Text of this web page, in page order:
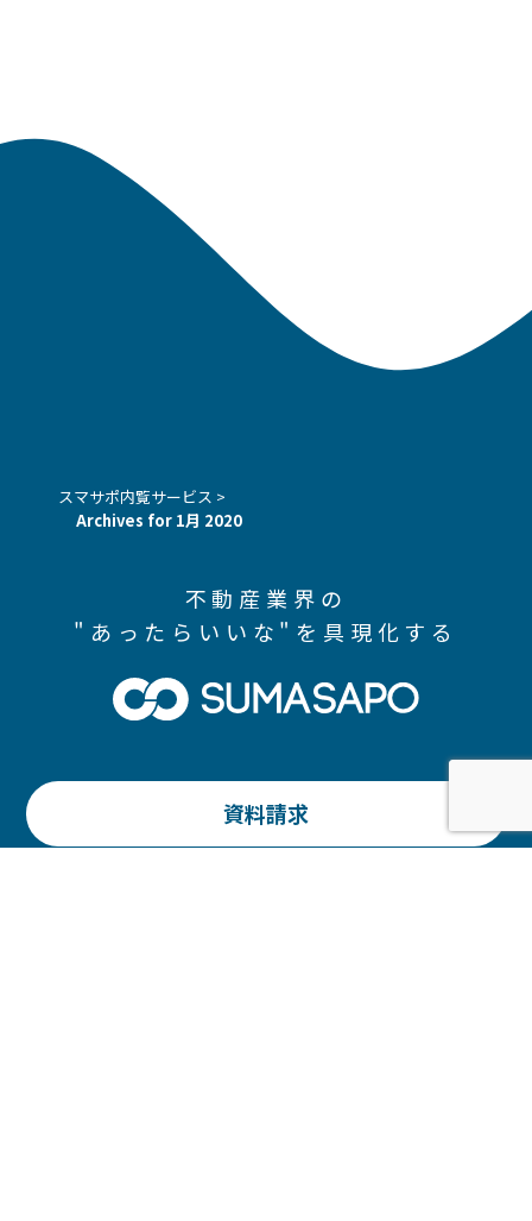
スマサポ内覧サービス >
Archives for 1月 2020
不動産業界の
"あったらいいな"を具現化する
資料請求